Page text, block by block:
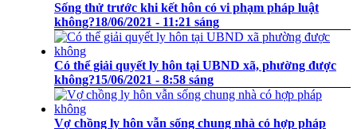
Sống thử trước khi kết hôn có vi phạm pháp luật
không?18/06/2021 - 11:21 sáng
Có thể giải quyết ly hôn tại UBND xã, phường được
không?15/06/2021 - 8:58 sáng
Vợ chồng ly hôn vẫn sống chung nhà có hợp pháp